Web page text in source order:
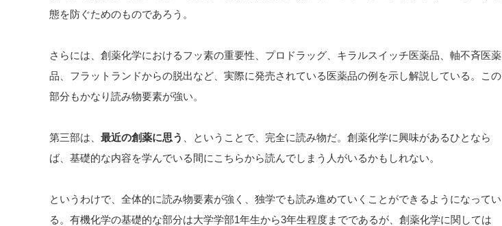
態を防ぐためのものであろう。
さらには、創薬化学におけるフッ素の重要性、プロドラッグ、キラルスイッチ医薬品、軸不斉医薬
品、フラットランドからの脱出など、実際に発売されている医薬品の例を示し解説している。この
部分もかなり読み物要素が強い。
第三部は、 最近の創薬に思う
、ということで、完全に読み物だ。創薬化学に興味があるひとなら
ば、基礎的な内容を学んでいる間にこちらから読んでしまう人がいるかもしれない。
というわけで、全体的に読み物要素が強く、独学でも読み進めていくことができるようになってい
る。有機化学の基礎的な部分は大学学部1年生から3年生程度までであるが、創薬化学に関しては